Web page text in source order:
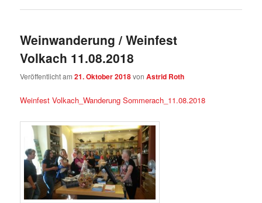
Weinwanderung / Weinfest
Volkach 11.08.2018
Veröffentlicht am21. Oktober 2018vonAstrid Roth
Weinfest Volkach_Wanderung Sommerach_11.08.2018